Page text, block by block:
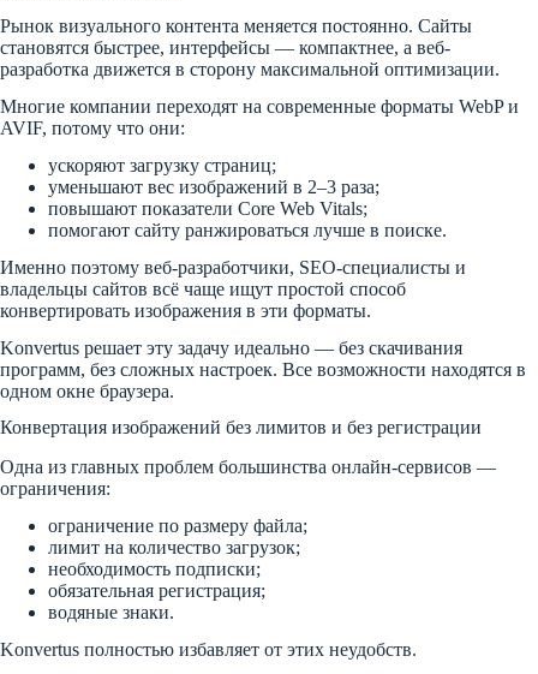
Рынок визуального контента меняется постоянно. Сайты
становятся быстрее, интерфейсы — компактнее, а веб-
разработка движется в сторону максимальной оптимизации.
Многие компании переходят на современные форматы WebP и
AVIF, потому что они:
ускоряют загрузку страниц;
уменьшают вес изображений в 2–3 раза;
повышают показатели Core Web Vitals;
помогают сайту ранжироваться лучше в поиске.
Именно поэтому веб-разработчики, SEO-специалисты и
владельцы сайтов всё чаще ищут простой способ
конвертировать изображения в эти форматы.
Konvertus решает эту задачу идеально — без скачивания
программ, без сложных настроек. Все возможности находятся в
одном окне браузера.
Конвертация изображений без лимитов и без регистрации
Одна из главных проблем большинства онлайн-сервисов —
ограничения:
ограничение по размеру файла;
лимит на количество загрузок;
необходимость подписки;
обязательная регистрация;
водяные знаки.
Konvertus полностью избавляет от этих неудобств.